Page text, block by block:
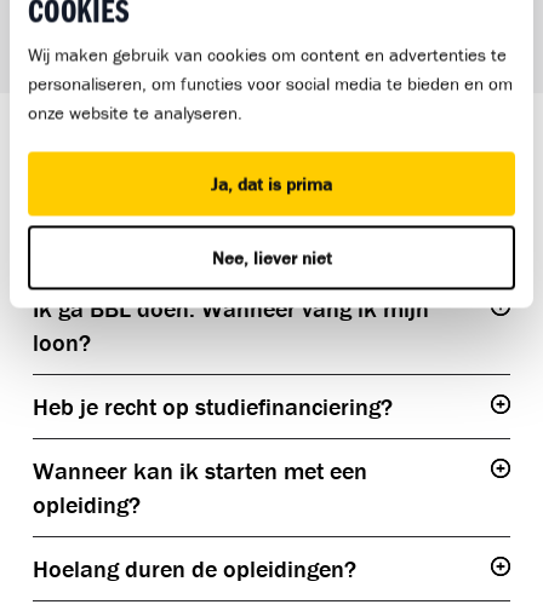
COOKIES
Wij maken gebruik van cookies om content en advertenties te
personaliseren, om functies voor social media te bieden en om
onze website te analyseren.
Ja, dat is prima
Nee, liever niet
HEB JE NOG VRAGEN?
je een antwoord niet gevonden? Schrijf je vraag op en
neem deze vragen mee tijdens je kennismakingsgesprek.
Ik ga BBL doen. Wanneer vang ik mijn
loon?
Heb je recht op studiefinanciering?
Wanneer kan ik starten met een
opleiding?
Hoelang duren de opleidingen?